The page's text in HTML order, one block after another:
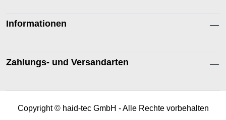
Informationen
Zahlungs- und Versandarten
Copyright © haid-tec GmbH - Alle Rechte vorbehalten
Links unterstreichen
Bilder ausblenden Zurücksetzen